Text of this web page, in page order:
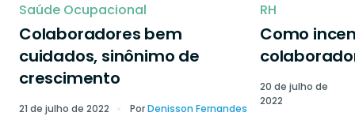
Saúde Ocupacional
Colaboradores bem
cuidados, sinônimo de
crescimento
21 de julho de 2022 PorDenisson Fernandes
RH
Como
20 de julho de
2022